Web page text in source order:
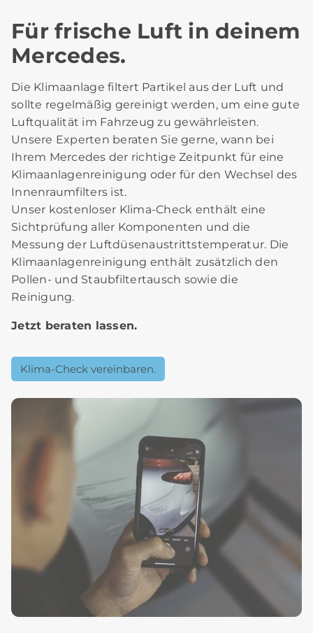
Für frische Luft in deinem
Mercedes.
Die Klimaanlage filtert Partikel aus der Luft und
sollte regelmäßig gereinigt werden, um eine gute
Luftqualität im Fahrzeug zu gewährleisten.
Unsere Experten beraten Sie gerne, wann bei
Ihrem Mercedes der richtige Zeitpunkt für eine
Klimaanlagenreinigung oder für den Wechsel des
Innenraumfilters ist.
Unser kostenloser Klima-Check enthält eine
Sichtprüfung aller Komponenten und die
Messung der Luftdüsenaustrittstemperatur. Die
Klimaanlagenreinigung enthält zusätzlich den
Pollen- und Staubfiltertausch sowie die
Reinigung.
Jetzt beraten lassen.
Klima-Check vereinbaren.